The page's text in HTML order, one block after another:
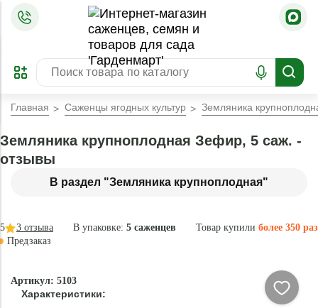
ПРЕДЗАКАЗ
ЗАБРОНИРОВАТЬ
ЛУЧШЕЕ
Главная Саженцы ягодных культур Земляника
В раздел "Земляника крупноплодная"
Земляника крупноплодная Зефир, 5 саж. -
отзывы
В упаковке: 5 саженцев Товар купили более 350 раз
5 3 отзыва
Предзаказ
Артикул: 5103
Характеристики: